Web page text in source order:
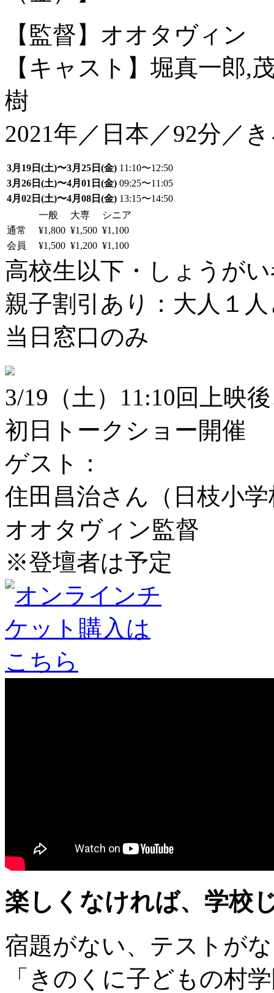
【監督】オオタヴィン
【キャスト】堀真一郎,
樹
2021年／日本／92分／
3月19日(土)〜3月25日(金) 11:10〜12:50
3月26日(土)〜4月01日(金) 09:25〜11:05
4月02日(土)〜4月08日(金) 13:15〜14:50
一般
大専
シニア
通常
¥1,800 ¥1,500 ¥1,100
会員
¥1,500 ¥1,200 ¥1,100
高校生以下・しょうがい
親子割引あり：大人１
当日窓口のみ
3/19（土）11:10回上映
初日トークショー開催
ゲスト：
住田昌治さん（日枝小
オオタヴィン監督
※登壇者は予定
楽しくなければ、学校
宿題がない、テストが
「きのくに子どもの村